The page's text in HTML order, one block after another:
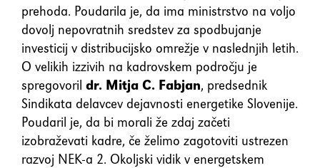
prehoda. Poudarila je, da ima ministrstvo na voljo
dovolj nepovratnih sredstev za spodbujanje
investicij v distribucijsko omrežje v naslednjih letih.
O velikih izzivih na kadrovskem področju je
spregovoril dr. Mitja C. Fabjan, predsednik
Sindikata delavcev dejavnosti energetike Slovenije.
Poudaril je, da bi morali že zdaj začeti
izobraževati kadre, če želimo zagotoviti ustrezen
razvoj NEK-a 2. Okoljski vidik v energetskem